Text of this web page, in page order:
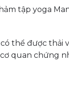
tập yoga
thể được
quan